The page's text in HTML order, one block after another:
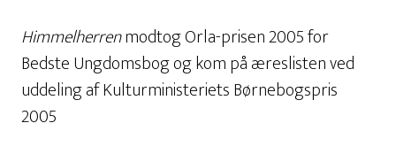
Himmelherrenmodtog Orla-prisen 2005 for
Bedste Ungdomsbog og kom på æreslisten ved
uddeling af Kulturministeriets Børnebogspris
2005